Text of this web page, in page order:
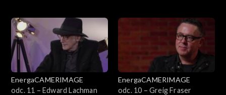
2024
EnergaCAMERIMAGE
odc. 11 – Edward Lachman
EnergaCAMERIMAGE
odc. 10 – Greig Fraser